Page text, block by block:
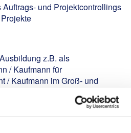
Auftrags- und Projektcontrollings
z.B. als
/ Kaufmann für
/ Kaufmann im Groß- und
oder vergleichbare